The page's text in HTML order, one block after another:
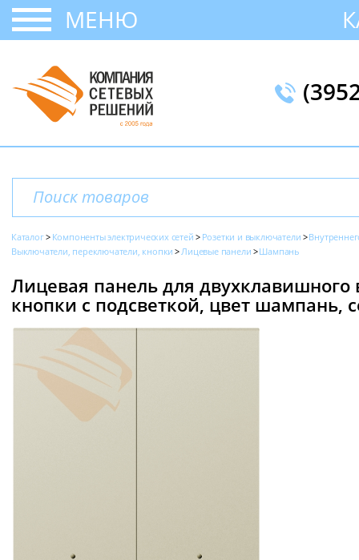
МЕНЮ
Каталог Компоненты электрических сетей Розетки и выключатели
Выключатели, переключатели, кнопки
Лицевые панели Шампань
Лицевая панель для
кнопки с подсветкой, цвет шампань,